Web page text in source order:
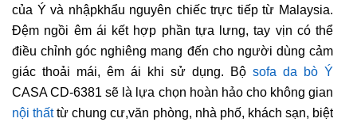
của Ý và nhậpkhẩu nguyên chiếc trực tiếp từ Malaysia.
Đệm ngồi êm ái kết hợp phần tựa lưng, tay vịn có thể
điều chỉnh góc nghiêng mang đến cho người dùng cảm
giác thoải mái, êm ái khi sử dụng. Bộ sofa da bò Ý
CASA CD-6381 sẽ là lựa chọn hoàn hảo cho không gian
nội thấttừ chung cư,văn phòng, nhà phố, khách sạn, biệt